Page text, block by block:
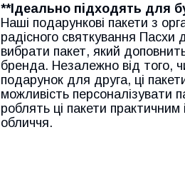
**Ідеально підходять для
Наші подарункові пакети з
радісного святкування Пасхи
вибрати пакет, який
бренда. Незалежно від того,
подарунок для друга, ці
можливість персоналізувати
роблять ці пакети
обличчя.